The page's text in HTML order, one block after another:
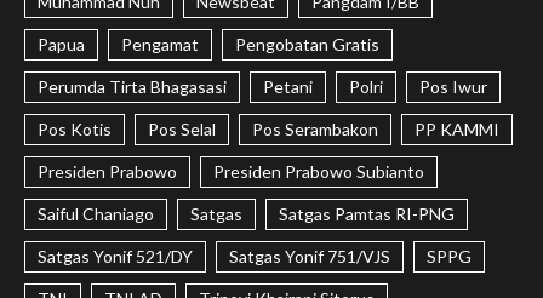
Papua Pengamat Pengobatan Gratis
Perumda Tirta Bhagasasi Petani Polri Pos Iwur
Pos Kotis Pos Selal Pos Serambakon PP KAMMI
Presiden Prabowo Presiden Prabowo Subianto
Saiful Chaniago Satgas Satgas Pamtas RI-PNG
Satgas Yonif 521/DY Satgas Yonif 751/VJS SPPG